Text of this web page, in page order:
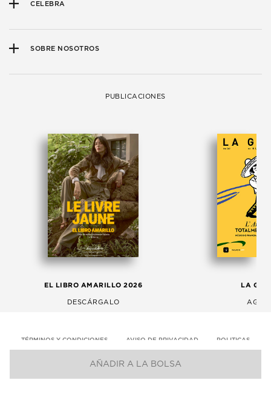
AÑADIR A LA BOLSA
CELEBRA
SOBRE NOSOTROS
PUBLICACIONES
EL LIBRO AMARILLO 2026
DESCÁRGALO
LA
TÉRMINOS Y CONDICIONES AVISO DE PRIVACIDAD POLITICAS